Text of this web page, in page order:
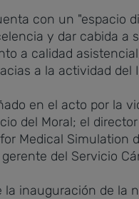
con un "espacio
y dar cabida
a calidad
a la actividad del
en el acto por la
del Moral; el
Medical Simulation
del Servicio
la inauguración de la